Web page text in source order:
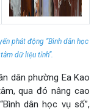
phát động “Bình dân học
dữ liệu tỉnh”.
dân phường Ea Kao
qua đó nâng cao
dân học vụ số”,